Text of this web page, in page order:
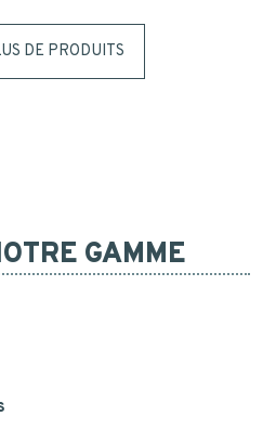
DE PRODUITS
GAMME